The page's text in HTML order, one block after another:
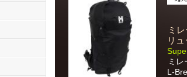
ミ
リ
ミ
L-